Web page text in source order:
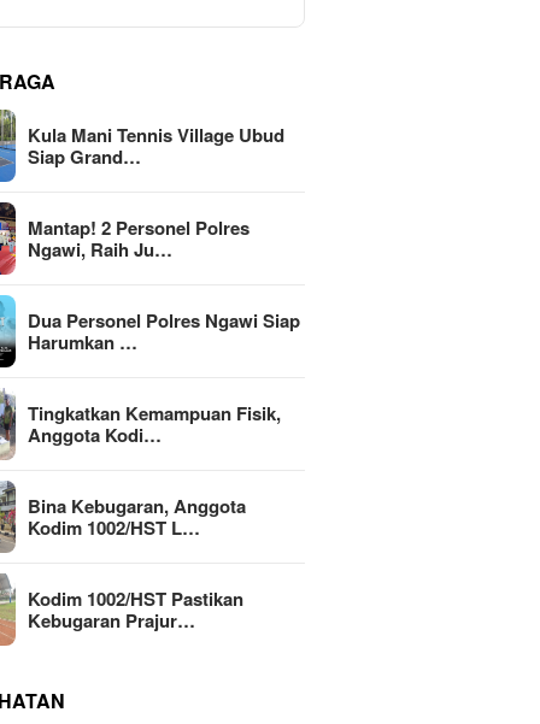
Kula Mani Tennis Village Ubud
Siap Grand…
Mantap! 2 Personel Polres
Ngawi, Raih Ju…
Dua Personel Polres Ngawi Siap
Harumkan …
Tingkatkan Kemampuan Fisik,
Anggota Kodi…
Bina Kebugaran, Anggota
Kodim 1002/HST L…
Kodim 1002/HST Pastikan
Kebugaran Prajur…